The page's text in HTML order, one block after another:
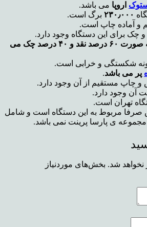
اروپا می باشد.
۲۳۰ ٫۰۰۰
برگ است.
و آماده چاپ است.
چک برای این دستگاه وجود دارد.
صورت ۶۰ درصد نقد و ۴۰ درصد چک می
شکستگی و خرابی است.
پر می باشد.
و چاپ مستقیم از آن وجود دارد.
آن وجود دارد.
تهران است.
صرفا مربوط به این دستگاه است و شامل
ی پارسا پرینت نمی باشد.
نخواهد شد. بخش‌های موردنیاز